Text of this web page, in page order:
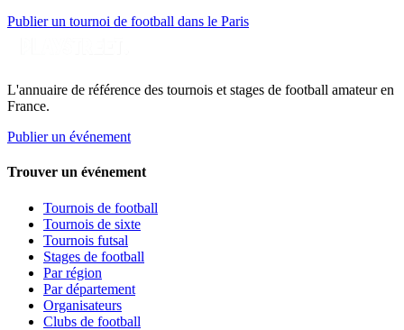
Publier un tournoi de football dans le Paris
L'annuaire de référence des tournois et stages de football amateur en
France.
Publier un événement
Trouver un événement
Tournois de football
Tournois de sixte
Tournois futsal
Stages de football
Par région
Par département
Organisateurs
Clubs de football